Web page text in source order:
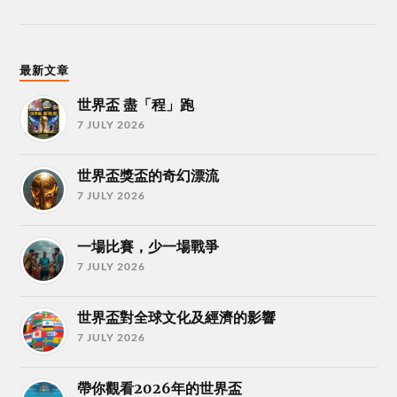
最新文章
世界盃 盡「程」跑
7 JULY 2026
世界盃獎盃的奇幻漂流
7 JULY 2026
一場比賽，少一場戰爭
7 JULY 2026
世界盃對全球文化及經濟的影響
7 JULY 2026
帶你觀看2026年的世界盃